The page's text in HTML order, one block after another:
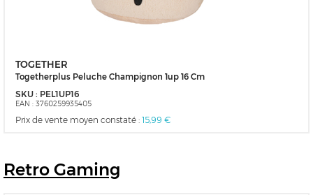
TOGETHER
Togetherplus Peluche Champignon 1up 16 Cm
SKU : PEL1UP16
EAN : 3760259935405
Prix de vente moyen constaté : 15,99 €
Retro Gaming